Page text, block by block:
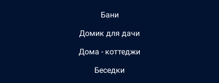
Бани
Домик для дачи
Дома - коттеджи
Беседки